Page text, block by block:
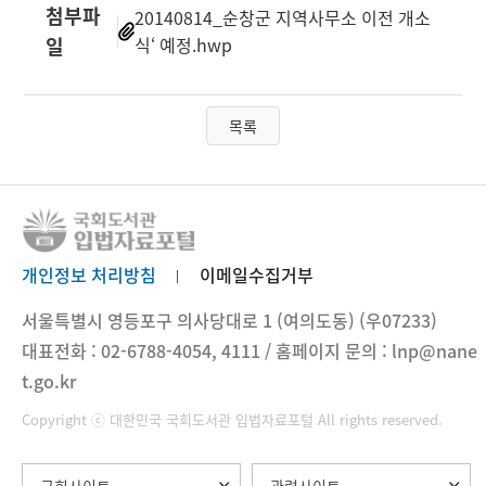
첨부파
일
20140814_순창군 지역사무소 이전 개소
식‘ 예정.hwp
목록
개인정보 처리방침
이메일수집거부
서울특별시 영등포구 의사당대로 1 (여의도동) (우07233)
대표전화 : 02-6788-4054, 4111 / 홈페이지 문의 : lnp@nane
t.go.kr
Copyright ⓒ 대한민국 국회도서관 입법자료포털 All rights reserved.